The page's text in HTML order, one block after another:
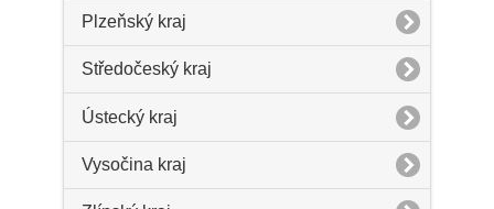
Plzeňský kraj
Středočeský kraj
Ústecký kraj
Vysočina kraj